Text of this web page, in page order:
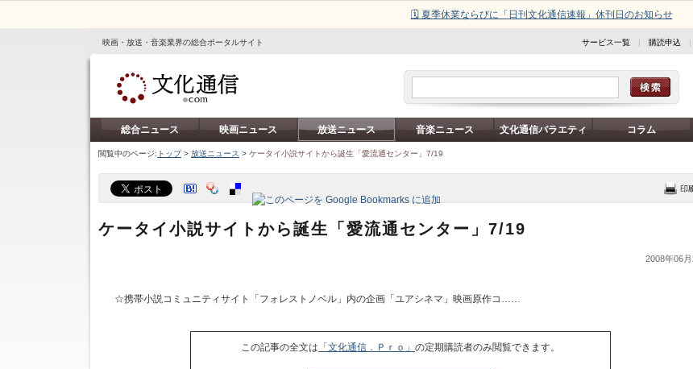
🗓️ 夏季休業ならびに「日刊文化通信速報」休刊日のお知らせ
映画・放送・音楽業界の総合ポータルサイト サービス一覧 | 購読申込
総合ニュース 映画ニュース 放送ニュース 音楽ニュース 文化通信バラエティ コラム
閲覧中のページ: トップ> 放送ニュース > ケータイ小説サイトから誕生「愛流通センター」7/19
ケータイ小説サイトから誕生「愛流通センター」7/19
2008年06月
☆携帯小説コミュニティサイト「フォレストノベル」内の企画「ユアシネマ」映画原作コ……
この記事の全文は 「文化通信．Ｐｒｏ」 の定期購読者のみ閲覧できます。